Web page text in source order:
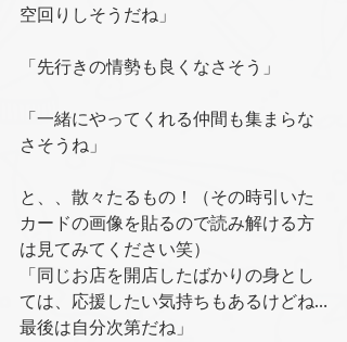
空回りしそうだね」
「先行きの情勢も良くなさそう」
「一緒にやってくれる仲間も集まらな
さそうね」
と、、散々たるもの！（その時引いた
カードの画像を貼るので読み解ける方
は見てみてください笑）
「同じお店を開店したばかりの身とし
ては、応援したい気持ちもあるけどね…
最後は自分次第だね」